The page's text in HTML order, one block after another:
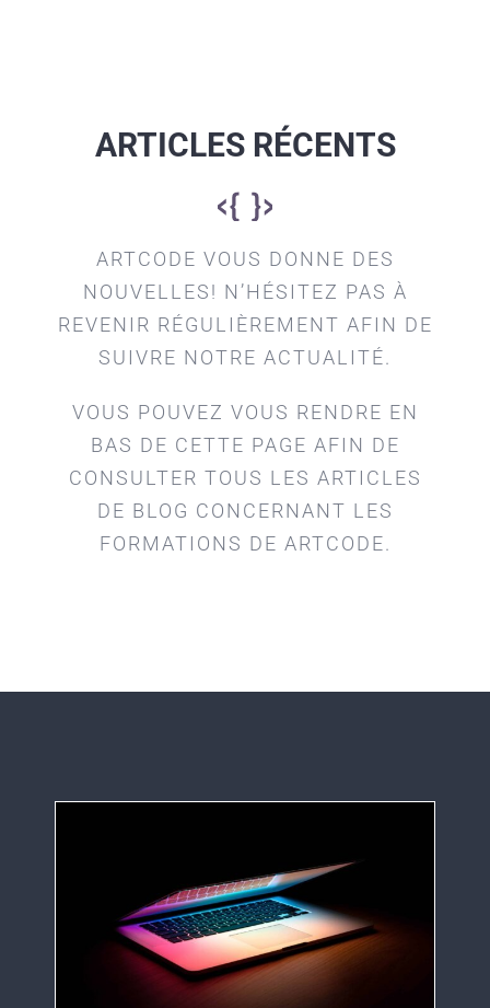
ARTICLES RÉCENTS
ARTCODE VOUS DONNE DES
NOUVELLES! N’HÉSITEZ PAS À
REVENIR RÉGULIÈREMENT AFIN DE
SUIVRE NOTRE ACTUALITÉ.
VOUS POUVEZ VOUS RENDRE EN
BAS DE CETTE PAGE AFIN DE
CONSULTER TOUS LES ARTICLES
DE BLOG CONCERNANT LES
FORMATIONS DE ARTCODE.